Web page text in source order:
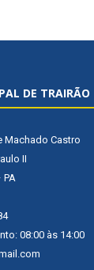
DE TRAIRÃO
Machado Castro
II
PA
08:00 às 14:00